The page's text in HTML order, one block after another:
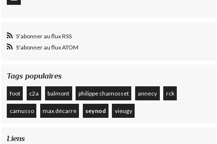
S'abonner au flux RSS
S'abonner au flux ATOM
Tags populaires
foot c2a balmont philippe chamosset annecy rck
camusso max décarre seynod vieugy
Liens